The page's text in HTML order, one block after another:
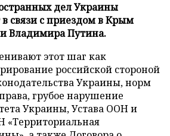
дел Украины
связи с приездом в Крым
Владимира Путина.
этот шаг как
российской стороной
Украины, норм
грубое нарушение
Украины, Устава ООН и